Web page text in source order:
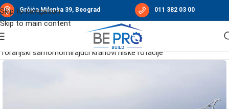
Skip to navigation
Skip to main content
Grčića Milenka 39, Beograd 011 382 03 00
Početna Građevinske dizalice/ Kranovi TEREX
Toranjski samomontirajući kranovi niske rotacije